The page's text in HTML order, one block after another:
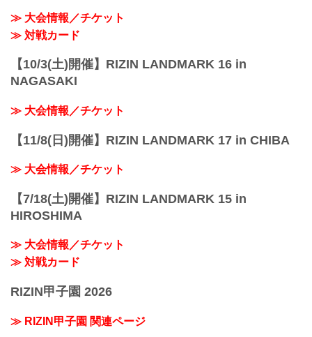
≫ 大会情報／チケット
≫ 対戦カード
【10/3(土)開催】RIZIN LANDMARK 16 in
NAGASAKI
≫ 大会情報／チケット
【11/8(日)開催】RIZIN LANDMARK 17 in CHIBA
≫ 大会情報／チケット
【7/18(土)開催】RIZIN LANDMARK 15 in
HIROSHIMA
≫ 大会情報／チケット
≫ 対戦カード
RIZIN甲子園 2026
≫ RIZIN甲子園 関連ページ